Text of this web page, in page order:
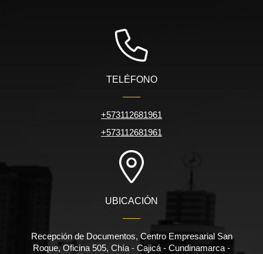
TELÉFONO
+573112681961
+573112681961
UBICACIÓN
Recepción de Documentos, Centro Empresarial San
Roque, Oficina 505, Chía - Cajicá - Cundinamarca -